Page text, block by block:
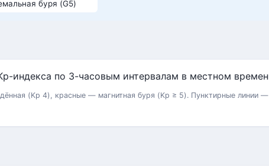
буря (G5)
(Kp 4), красные — магнитная буря (Kp ≥ 5). Пунктирные линии —